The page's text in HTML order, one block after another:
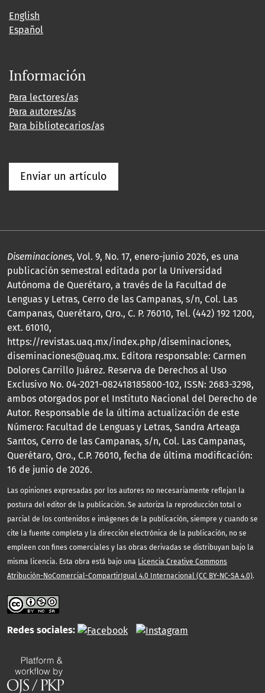
English
Español
Información
Para lectores/as
Para autores/as
Para bibliotecarios/as
Enviar un artículo
Diseminaciones, Vol. 9, No. 17, enero-junio 2026, es una
publicación semestral editada por la Universidad
Autónoma de Querétaro, a través de la Facultad de
Lenguas y Letras, Cerro de las Campanas, s/n, Col. Las
Campanas, Querétaro, Qro., C. P. 76010, Tel. (442) 192 1200,
ext. 61010,
https://revistas.uaq.mx/index.php/diseminaciones,
diseminaciones@uaq.mx. Editora responsable: Carmen
Dolores Carrillo Juárez. Reserva de Derechos al Uso
Exclusivo No. 04-2021-082418185800-102, ISSN: 2683-3298,
ambos otorgados por el Instituto Nacional del Derecho de
Autor. Responsable de la última actualización de este
Número: Facultad de Lenguas y Letras, Sandra Arteaga
Santos, Cerro de las Campanas, s/n, Col. Las Campanas,
Querétaro, Qro., C.P. 76010, fecha de última modificación:
16 de junio de 2026.
Las opiniones expresadas por los autores no necesariamente reflejan la
postura del editor de la publicación. Se autoriza la reproducción total o
parcial de los contenidos e imágenes de la publicación, siempre y cuando se
cite la fuente completa y la dirección electrónica de la publicación, no se
empleen con fines comerciales y las obras derivadas se distribuyan bajo la
misma licencia. Esta obra está bajo una Licencia Creative Commons
Atribución-NoComercial-CompartirIgual 4.0 Internacional (CC BY-NC-SA 4.0).
Redes sociales: